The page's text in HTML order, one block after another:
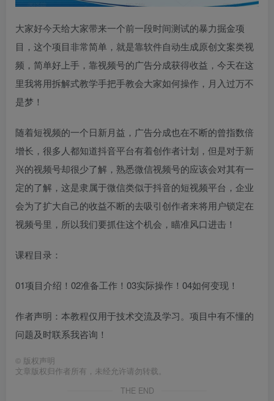
大家好今天给大家带来一个前一段时间测试的暴力掘金项
目，这个项目非常简单，就是靠软件自动生成原创文案类视
频，简单好上手，靠视频号的广告分成获得收益，今天在这
里我将用拆解式教学手把手教会大家如何操作，月入过万不
是梦！
随着短视频的一个日新月益，广告分成也在不断的曾指数倍
增长，很多人都知道抖音平台有着创作者计划，但是对于新
兴的视频号却很少了解，熟悉微信视频号的应该会对其有一
定的了解，这是隶属于微信类似于抖音的短视频平台，企业
会为了扩大自己的收益不断的去吸引创作者来将用户锁定在
视频号里，所以我们要抓住这个机会，瞄准风口进击！
课程目录：
01项目介绍！02准备工作！03实际操作！04如何变现！
作者声明：本教程仅用于技术交流及学习。项目中有不懂的
问题及时联系我咨询！
© 版权声明
文章版权归作者所有，未经允许请勿转载。
THE END